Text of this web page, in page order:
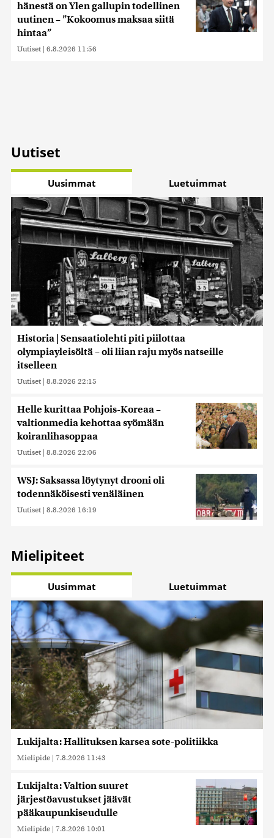
hänestä on Ylen gallupin todellinen
uutinen – ”Kokoomus maksaa siitä
hintaa”
Uutiset | 6.8.2026 11:56
Uutiset
Uusimmat Luetuimmat
Historia | Sensaatiolehti piti piilottaa
olympiayleisöltä – oli liian raju myös natseille
itselleen
Uutiset | 8.8.2026 22:15
Helle kurittaa Pohjois-Koreaa –
valtionmedia kehottaa syömään
koiranlihasoppaa
Uutiset | 8.8.2026 22:06
WSJ: Saksassa löytynyt drooni oli
todennäköisesti venäläinen
Uutiset | 8.8.2026 16:19
Mielipiteet
Uusimmat Luetuimmat
Lukijalta: Hallituksen karsea sote-politiikka
Mielipide | 7.8.2026 11:43
Lukijalta: Valtion suuret
järjestöavustukset jäävät
pääkaupunkiseudulle
Mielipide | 7.8.2026 10:01